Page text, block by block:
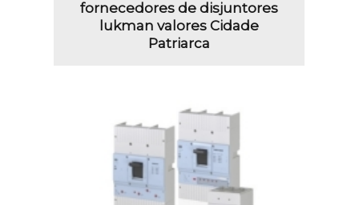
fornecedores de disjuntores
lukman valores Cidade
Patriarca